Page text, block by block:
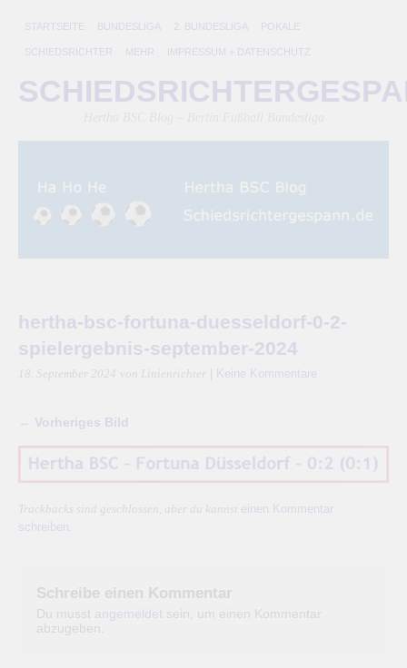
STARTSEITE BUNDESLIGA 2. BUNDESLIGA POKALE
SCHIEDSRICHTER MEHR IMPRESSUM + DATENSCHUTZ
hertha-bsc-fortuna-duesseldorf-0-2-
spielergebnis-september-2024
18. September 2024 von Linienrichter Keine Kommentare
← Vorheriges Bild
Trackbacks sind geschlossen, aber du kannst einen Kommentar
schreiben
Schreibe einen Kommentar
Du musst angemeldet sein, um einen Kommentar
abzugeben.